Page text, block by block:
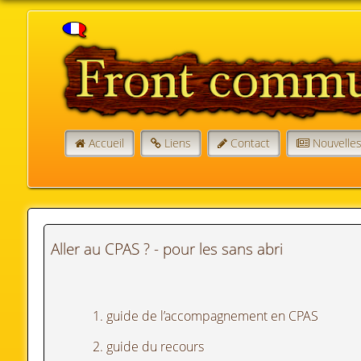
Accueil Liens Contact
Aller au CPAS ? - pour les sans abri
1. guide de l’accompagnement en CPAS
2. guide du recours